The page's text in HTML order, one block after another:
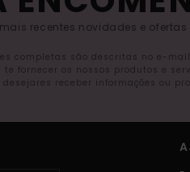
recentes novidades e ofertas
completas são descritas no e-mail
te fornecer os nossos produtos e
receber informações ou